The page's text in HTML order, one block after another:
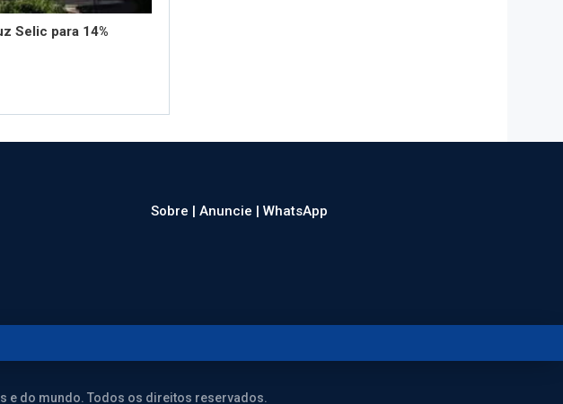
Selic para 14%
Sobre |Anuncie |WhatsApp
e do mundo. Todos os direitos reservados.